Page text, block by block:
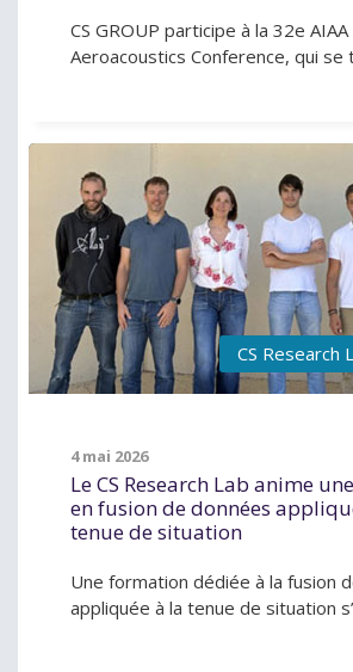
CS GROUP participe à la 32e AIAA
Aeroacoustics Conference, qui se
CS Research
4 mai 2026
Le CS Research Lab anime
en fusion de données
tenue de situation
Une formation dédiée à la fusion
appliquée à la tenue de situation